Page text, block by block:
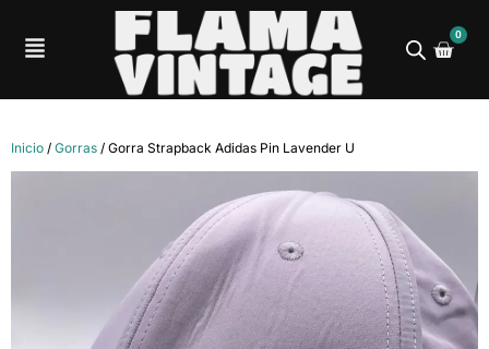
0
Inicio / Gorras / Gorra Strapback Adidas Pin Lavender U